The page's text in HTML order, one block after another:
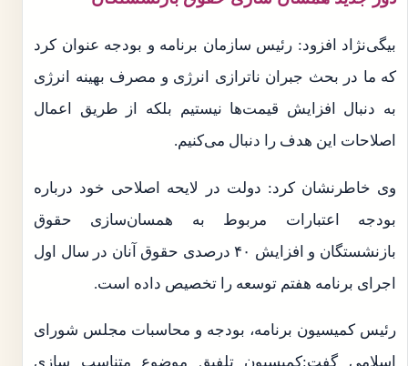
بیگی‌نژاد افزود: رئیس سازمان برنامه و بودجه عنوان کرد
که ما در بحث جبران ناترازی انرژی و مصرف بهینه انرژی
به دنبال افزایش قیمت‌ها نیستیم بلکه از طریق اعمال
اصلاحات این هدف را دنبال می‌کنیم.
وی خاطرنشان کرد: دولت در لایحه اصلاحی خود درباره
بودجه اعتبارات مربوط به همسان‌سازی حقوق
بازنشستگان و افزایش ۴۰ درصدی حقوق آنان در سال اول
اجرای برنامه هفتم توسعه را تخصیص داده است.
رئیس کمیسیون برنامه، بودجه و محاسبات مجلس شورای
اسلامی گفت:کمیسیون تلفیق موضوع متناسب سازی